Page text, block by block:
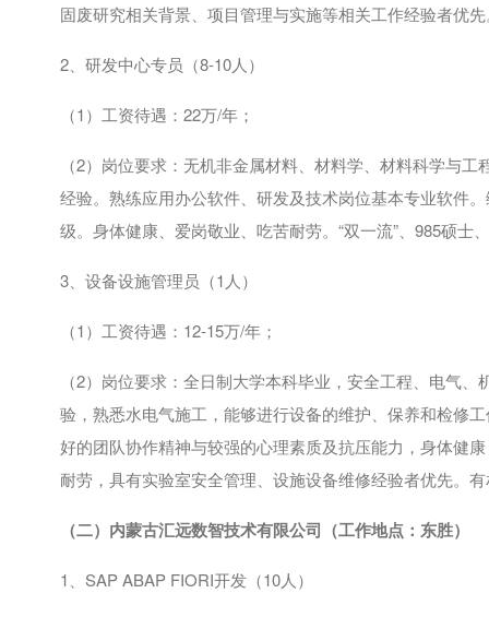
固废研究相关背景、项目管理与实施等相关工作经验者优
2、研发中心专员（8-10人）
（1）工资待遇： 22万/年；
（2）岗位要求：无机非金属材料、材料学、材料科学与
经验。熟练应用办公软件、研发及技术岗位基本专业软件
级。身体健康、爱岗敬业、吃苦耐劳。“双一流”、 985硕士
3、设备设施管理员（1 人）
（1）工资待遇： 12-15万/年；
（2）岗位要求：全日制大学本科毕业，安全工程、电气、
验，熟悉水电气施工，能够进行设备的维护、保养和检修
好的团队协作精神与较强的心理素质及抗压能力，身体健
耐劳，‌具有实验室安全管理、设施设备维修经验者优先。
（二）内蒙古汇远数智技术有限公司（工作地点：东胜）
1、 SAP ABAP FIORI开发（10人）